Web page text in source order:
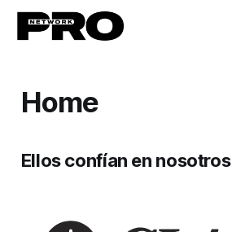
Home
Ellos confían en nosotros